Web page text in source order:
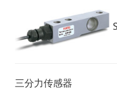
三分力传感器